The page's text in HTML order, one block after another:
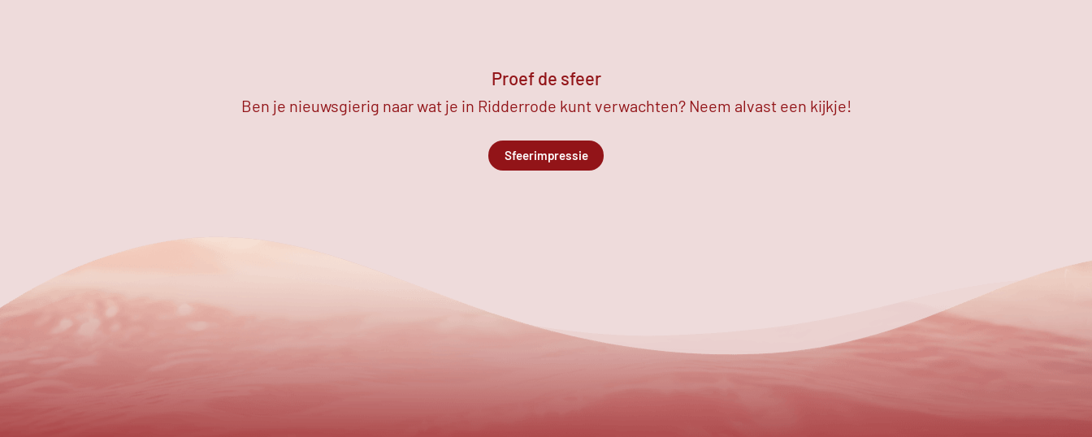
Proef de sfeer
Ben je nieuwsgierig naar wat je in Ridderrode kunt verwachten? Neem alvast een kijkje!
Sfeerimpressie